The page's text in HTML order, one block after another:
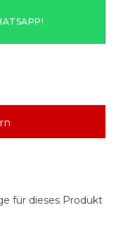
für dieses Produkt